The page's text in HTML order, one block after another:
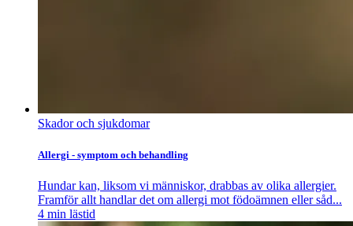
Skador och sjukdomar
Allergi - symptom och behandling
Hundar kan, liksom vi människor, drabbas av olika allergier.
Framför allt handlar det om allergi mot födoämnen eller såd...
4 min lästid